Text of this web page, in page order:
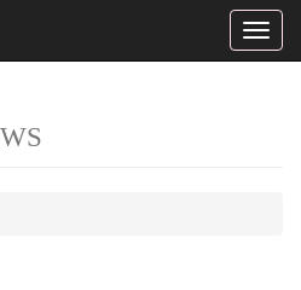
Toggle